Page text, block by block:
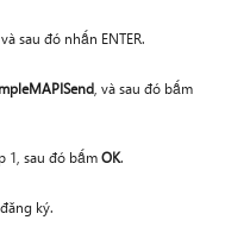
sau đó nhấn ENTER.
, và sau đó bấm
1, sau đó bấmOK.
ký.